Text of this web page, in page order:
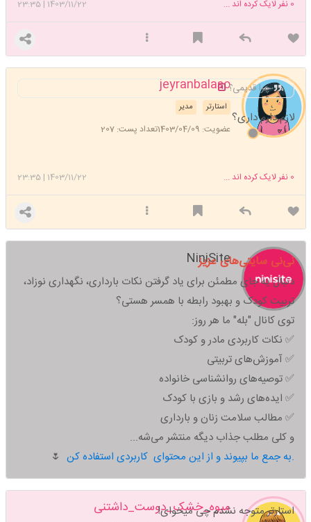
1403/11/22
|
23:35 0 نفر لایک کرده اند ...
jeyranbalaso
مدیر استارتر
عضویت: 1403/04/09 تعداد پست: 207
چرا قدیمی؟
لازم دارم داری؟
1403/11/22
|
23:35 0 نفر لایک کرده اند ...
NiniSite
نی‌نی سایتی‌های عزیز
دنبال یه جای مطمئن برای یاد گرفتن نکات بارداری، نگهداری نوزاد،
تربیت کودک و بهبود رابطه با همسر هستی؟
توی کانال "بله" ما هر روز:
✅ نکات کاربردی مادر و کودک
✅ آموزش‌های تربیتی
✅ توصیه‌های روانشناسی خانواده
✅ ایده‌های رشد و بازی با کودک
✅ مطالب سلامت زنان و بارداری
و کلی مطلب جذاب دیگه منتشر می‌شه...
به جمع ما بپیوند و از این محتوای کاربردی استفاده کن.
🌷
میوه_خشک_دوست_داشتنی
استارتر متوجه نشدم چی میخوای!